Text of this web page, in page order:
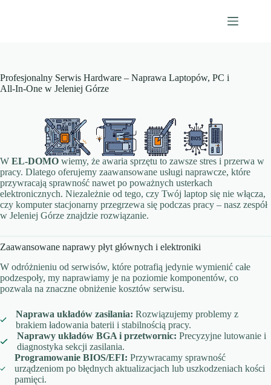
Profesjonalny Serwis Hardware – Naprawa Laptopów, PC i
All-In-One w Jeleniej Górze
W EL-DOMO wiemy, że awaria sprzętu to zawsze stres i przerwa w
pracy. Dlatego oferujemy zaawansowane usługi naprawcze, które
przywracają sprawność nawet po poważnych usterkach
elektronicznych. Niezależnie od tego, czy Twój laptop się nie włącza,
czy komputer stacjonarny przegrzewa się podczas pracy – nasz zespół
w Jeleniej Górze znajdzie rozwiązanie.
Zaawansowane naprawy płyt głównych i elektroniki
W odróżnieniu od serwisów, które potrafią jedynie wymienić całe
podzespoły, my naprawiamy je na poziomie komponentów, co
pozwala na znaczne obniżenie kosztów serwisu.
Naprawa układów zasilania: Rozwiązujemy problemy z
brakiem ładowania baterii i stabilnością pracy.
Naprawy układów BGA i przetwornic: Precyzyjne lutowanie i
diagnostyka sekcji zasilania.
Programowanie BIOS/EFI: Przywracamy sprawność
urządzeniom po błędnych aktualizacjach lub uszkodzeniach kości
pamięci.